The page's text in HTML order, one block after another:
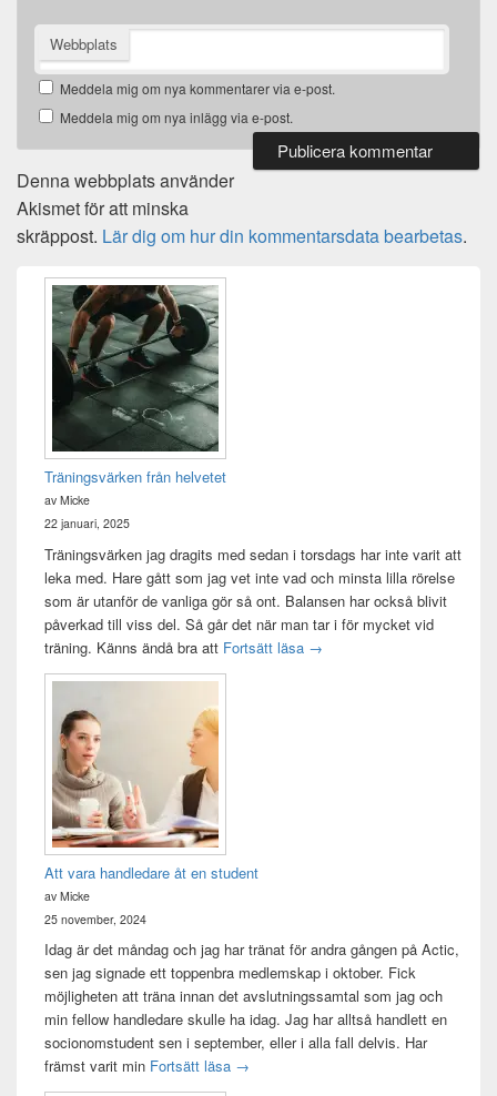
Webbplats
Meddela mig om nya kommentarer via e-post.
Meddela mig om nya inlägg via e-post.
Denna webbplats använder
Akismet för att minska
skräppost. Lär dig om hur din kommentarsdata bearbetas.
Primära
sidofältet
Widget
område
Träningsvärken från helvetet
av Micke
22 januari, 2025
Träningsvärken jag dragits med sedan i torsdags har inte varit att
leka med. Hare gått som jag vet inte vad och minsta lilla rörelse
som är utanför de vanliga gör så ont. Balansen har också blivit
påverkad till viss del. Så går det när man tar i för mycket vid
träning. Känns ändå bra att Fortsätt läsa Träningsvärken från helvetet
→
Att vara handledare åt en student
av Micke
25 november, 2024
Idag är det måndag och jag har tränat för andra gången på Actic,
sen jag signade ett toppenbra medlemskap i oktober. Fick
möjligheten att träna innan det avslutningssamtal som jag och
min fellow handledare skulle ha idag. Jag har alltså handlett en
socionomstudent sen i september, eller i alla fall delvis. Har
främst varit min Fortsätt läsa Att vara handledare åt en student
→